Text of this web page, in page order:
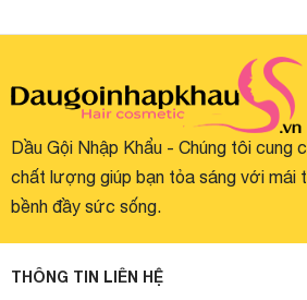
Dầu Gội Nhập Khẩu - Chúng tôi cung
chất lượng giúp bạn tỏa sáng với mái
bềnh đầy sức sống.
THÔNG TIN LIÊN HỆ